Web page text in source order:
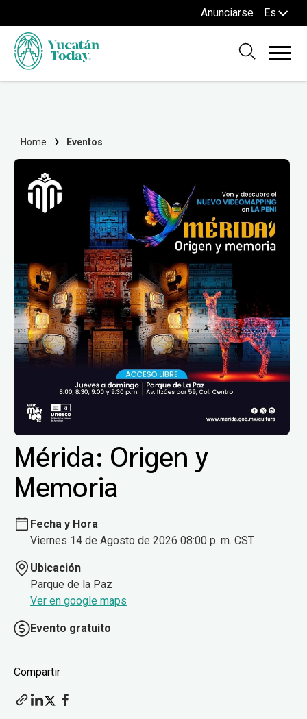
Anunciarse Es
Home Eventos
Mérida: Origen y
Memoria
Fecha y Hora
Viernes 14 de Agosto de 2026 08:00 p. m. CST
Ubicación
Parque de la Paz
Ver en google maps
Evento gratuito
Compartir